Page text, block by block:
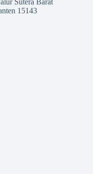
15143